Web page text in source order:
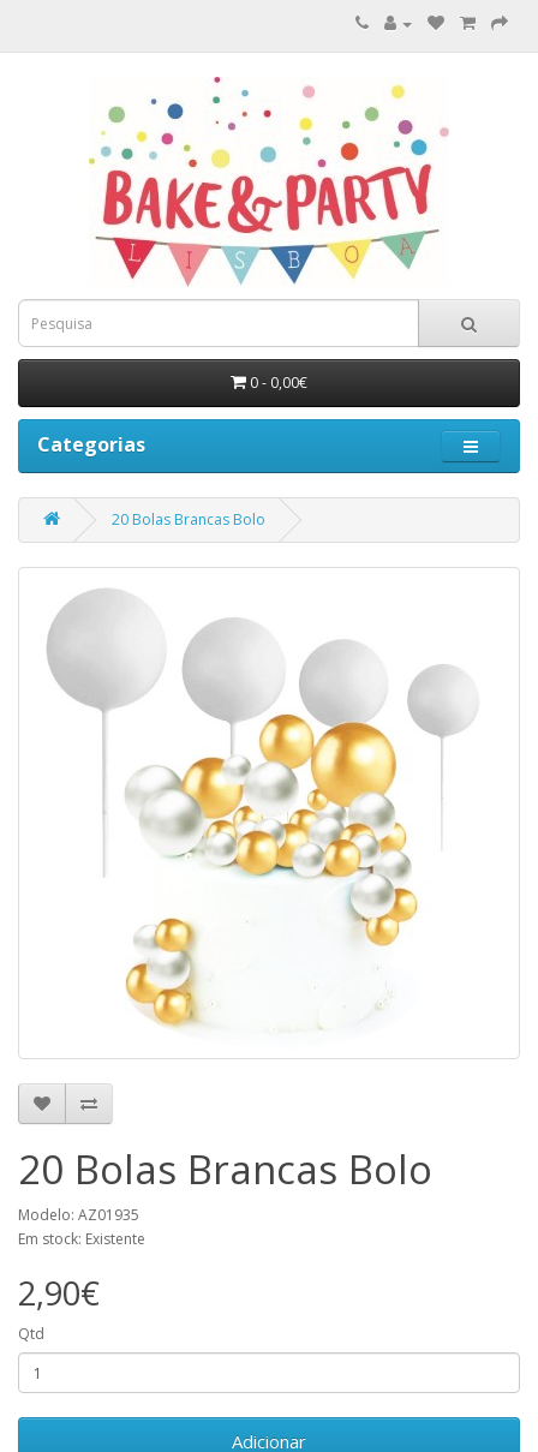
0 - 0,00€
Categorias
20 Bolas Brancas Bolo
20 Bolas Brancas Bolo
Modelo: AZ01935
Em stock: Existente
2,90€
Qtd
Adicionar